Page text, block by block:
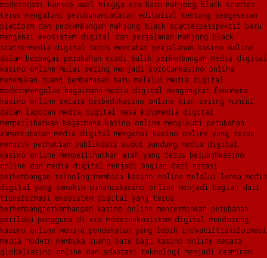
moderndari konsep awal hingga era baru mahjong black scatter
terus mengalami perubahancatatan editorial tentang pergeseran
platform dan perkembangan mahjong black scatterperspektif baru
mengenai ekosistem digital dan perjalanan mahjong black
scattermedia digital terus mencatat perjalanan kasino online
dalam berbagai perubahan eradi balik perkembangan media digital
kasino online mulai sering menjadi sorotankasino online
menemukan ruang pembahasan baru melalui media digital
modernmengulas bagaimana media digital mengangkat fenomena
kasino online secara berbedakasino online kian sering muncul
dalam laporan media digital masa kinimedia digital
memperlihatkan bagaimana kasino online mengikuti perubahan
zamancatatan media digital mengenai kasino online yang terus
menarik perhatian publikdari sudut pandang media digital
kasino online memperlihatkan arah yang terus berubahkasino
online dan media digital menjadi bagian dari narasi
perkembangan teknologimembaca kasino online melalui lensa media
digital yang semakin dinamiskasino online menjadi bagian dari
transformasi ekosistem digital yang terus
berkembangperkembangan kasino online mencerminkan perubahan
perilaku pengguna di era modernekosistem digital mendorong
kasino online menuju pendekatan yang lebih inovatiftransformasi
media modern membuka ruang baru bagi kasino online secara
globalkasino online dan adaptasi teknologi menjadi cerminan